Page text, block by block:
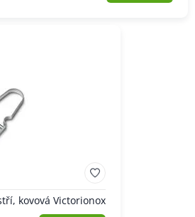
kovová Victorionox